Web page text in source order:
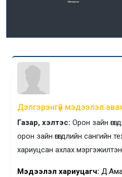
Дэлгэрэнгүй мэдээлэл
Газар, хэлтэс: Орон зайн
орон зайн өгөгдлийн сангийн
хариуцсан ахлах мэргэжилтэн
Мэдээлэл хариуцагч: